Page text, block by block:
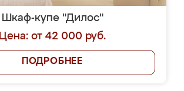
Шкаф-купе "Дилос"
Цена: от 42 000 руб.
ПОДРОБНЕЕ